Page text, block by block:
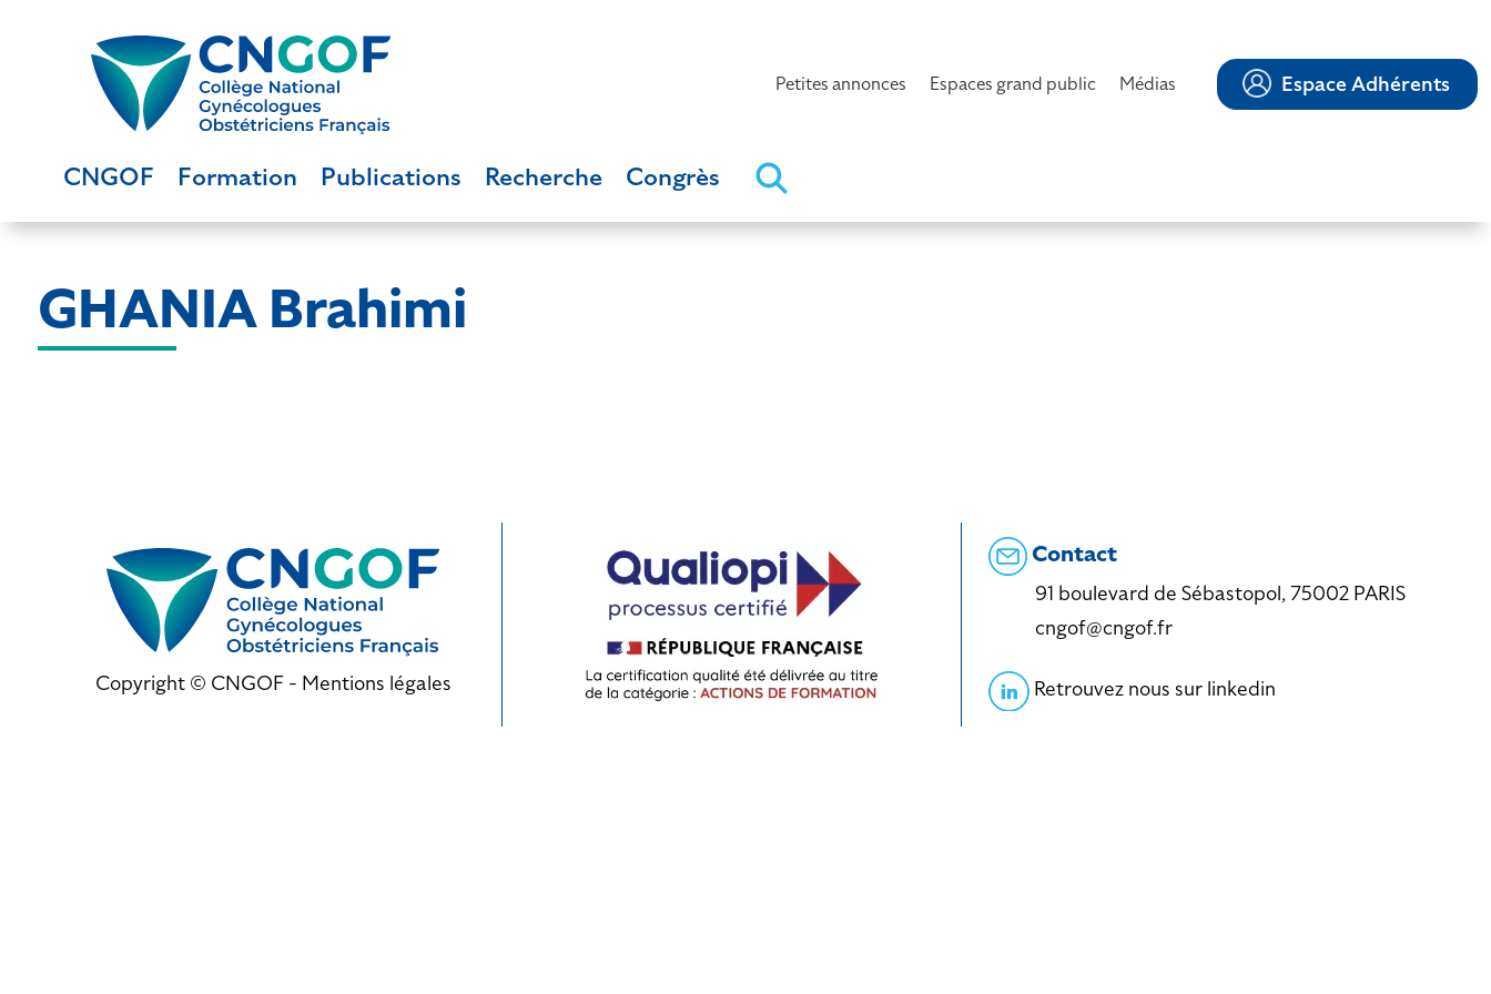
Petites annonces Espaces grand public Médias Espace Adhérents
CNGOF Formation Publications Recherche Congrès
GHANIA Brahimi
Copyright © CNGOF - Mentions légales
Contact
91 boulevard de Sébastopol, 75002 PARIS
cngof@cngof.fr
Retrouvez nous sur linkedin